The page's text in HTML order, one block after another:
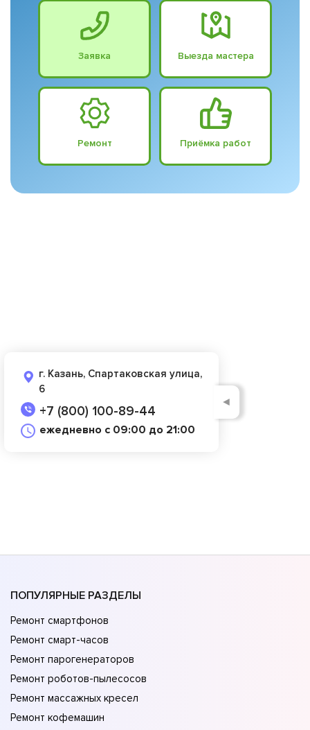
Заявка Выезда мастера
Ремонт Приёмка работ
г. Казань, Спартаковская улица,
6
+7 (800) 100-89-44
ежедневно с 09:00 до 21:00
◄
ПОПУЛЯРНЫЕ РАЗДЕЛЫ
Ремонт смартфонов
Ремонт смарт-часов
Ремонт парогенераторов
Ремонт роботов-пылесосов
Ремонт массажных кресел
Ремонт кофемашин